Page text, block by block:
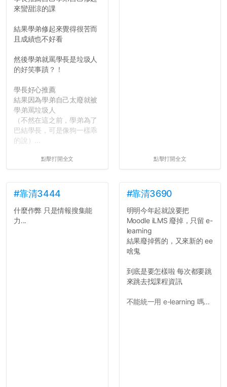
來蠻甜涼的課
結果學弟修起來覺得很苦而
且成績也不好看
然後學弟就罵學長是垃圾人
的好笑事蹟？！
學長好心推薦
結果因為學弟自己太廢就被
學弟罵垃圾人
（不然在這之前，學弟為了
巴結學長，可是像狗一樣乖
的說）...
點擊打開全文 點擊打開全文
#靠清3444
什麼作弊 只是情報搜集能
力...
#靠清3690
明明今年起就說要把
Moodle iLMS 廢掉，只留 e-
learning
結果廢掉舊的，又來新的 ee
啥鬼
到底是要怎樣啦 每次都要跳
來跳去找課程資訊
不能統一用 e-learning 嗎...